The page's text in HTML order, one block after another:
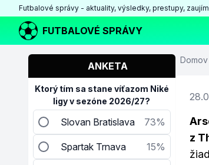
Futbalové správy - aktuality, výsledky, prestupy,
FUTBALOVÉ SPRÁVY
ANKETA
Ktorý tím sa stane víťazom Niké
ligy v sezóne 2026/27?
Slovan Bratislava 73%
Spartak Trnava 15%
Domov
z